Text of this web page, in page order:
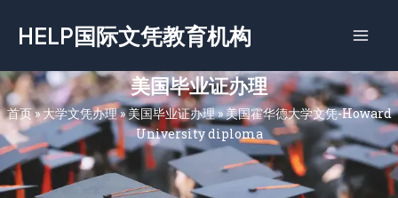
容
HELP国际文凭教育机构
美国毕业证办理
首页»大学文凭办理»美国毕业证办理»美国霍华德大学文凭-Howard
University diploma